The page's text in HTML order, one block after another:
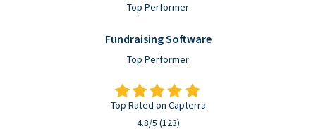
Top Performer
Fundraising Software
Top Performer
Top Rated on Capterra
4.8/5 (123)